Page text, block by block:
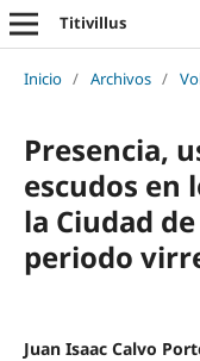
Titivillus
Inicio / Archivos /
Presencia,
escudos en
la Ciudad
periodo
Juan Isaac Calvo